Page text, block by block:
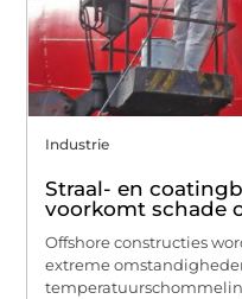
Industrie
Straal- en
voorkomt schade
Offshore constructies
extreme